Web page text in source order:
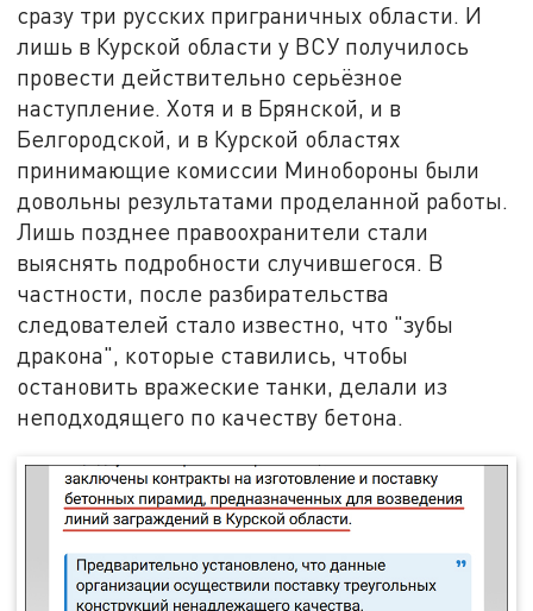
сразу три русских приграничных области. И
лишь в Курской области у ВСУ получилось
провести действительно серьёзное
наступление. Хотя и в Брянской, и в
Белгородской, и в Курской областях
принимающие комиссии Минобороны были
довольны результатами проделанной работы.
Лишь позднее правоохранители стали
выяснять подробности случившегося. В
частности, после разбирательства
следователей стало известно, что "зубы
дракона", которые ставились, чтобы
остановить вражеские танки, делали из
неподходящего по качеству бетона.